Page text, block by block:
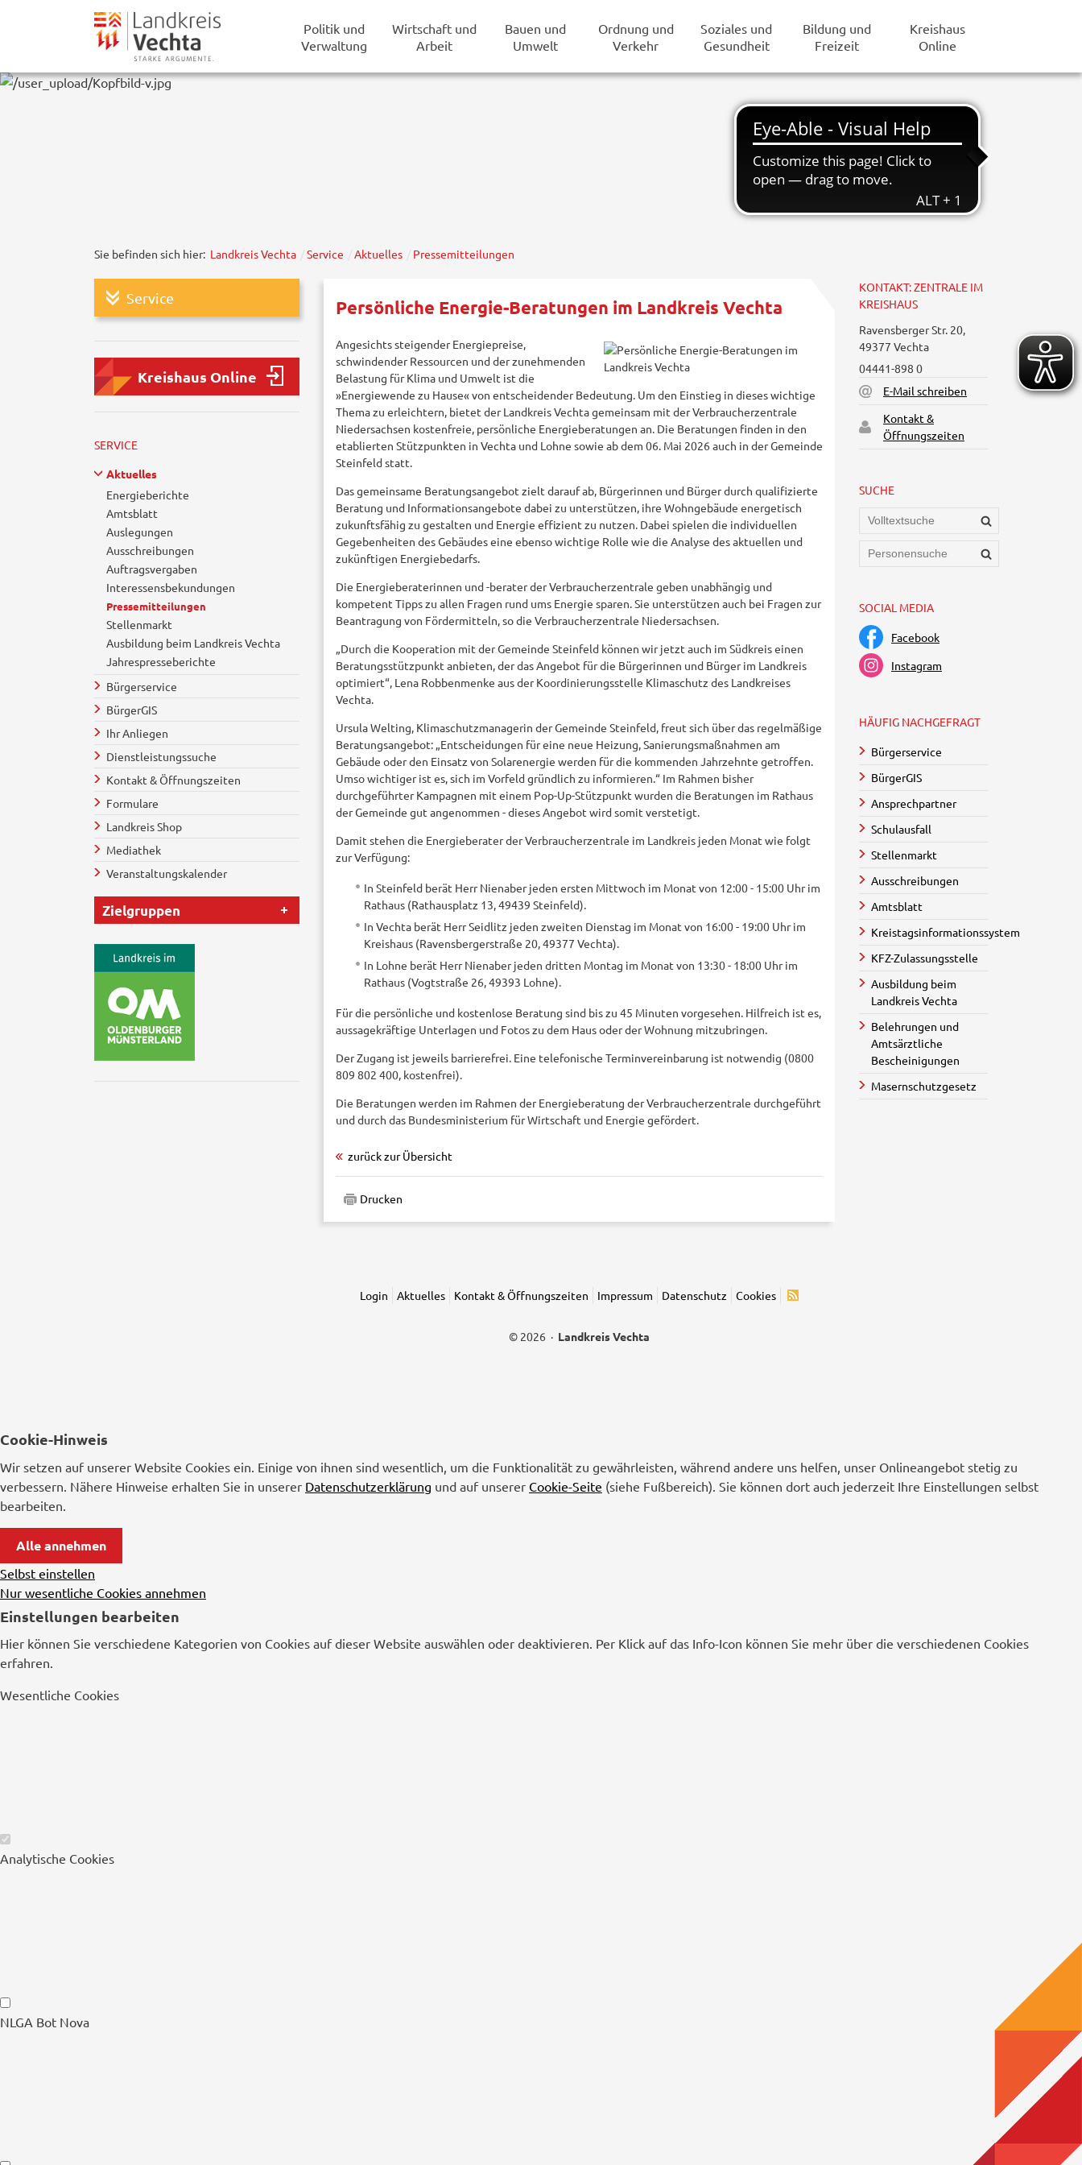
Politik und
Verwaltung
Wirtschaft und
Arbeit
Bauen und
Umwelt
Ordnung und
Verkehr
Soziales und
Gesundheit
Bildung und
Freizeit
Kreishaus
Online
Sie befinden sich hier: Landkreis Vechta Service Aktuelles Pressemitteilungen
Service
Kreishaus Online
SERVICE
Aktuelles
Energieberichte
Amtsblatt
Auslegungen
Ausschreibungen
Auftragsvergaben
Interessensbekundungen
Pressemitteilungen
Stellenmarkt
Ausbildung beim Landkreis Vechta
Jahrespresseberichte
Bürgerservice
BürgerGIS
Ihr Anliegen
Dienstleistungssuche
Kontakt & Öffnungszeiten
Formulare
Landkreis Shop
Mediathek
Veranstaltungskalender
Zielgruppen
Persönliche Energie-Beratungen im Landkreis Vechta
Angesichts steigender Energiepreise,
schwindender Ressourcen und der zunehmenden
Belastung für Klima und Umwelt ist die
»Energiewende zu Hause« von entscheidender Bedeutung. Um den Einstieg in dieses wichtige
Thema zu erleichtern, bietet der Landkreis Vechta gemeinsam mit der Verbraucherzentrale
Niedersachsen kostenfreie, persönliche Energieberatungen an. Die Beratungen finden in den
etablierten Stützpunkten in Vechta und Lohne sowie ab dem 06. Mai 2026 auch in der Gemeinde
Steinfeld statt.
Das gemeinsame Beratungsangebot zielt darauf ab, Bürgerinnen und Bürger durch qualifizierte
Beratung und Informationsangebote dabei zu unterstützen, ihre Wohngebäude energetisch
zukunftsfähig zu gestalten und Energie effizient zu nutzen. Dabei spielen die individuellen
Gegebenheiten des Gebäudes eine ebenso wichtige Rolle wie die Analyse des aktuellen und
zukünftigen Energiebedarfs.
Die Energieberaterinnen und -berater der Verbraucherzentrale geben unabhängig und
kompetent Tipps zu allen Fragen rund ums Energie sparen. Sie unterstützen auch bei Fragen zur
Beantragung von Fördermitteln, so die Verbraucherzentrale Niedersachsen.
„Durch die Kooperation mit der Gemeinde Steinfeld können wir jetzt auch im Südkreis einen
Beratungsstützpunkt anbieten, der das Angebot für die Bürgerinnen und Bürger im Landkreis
optimiert“, Lena Robbenmenke aus der Koordinierungsstelle Klimaschutz des Landkreises
Vechta.
Ursula Welting, Klimaschutzmanagerin der Gemeinde Steinfeld, freut sich über das regelmäßige
Beratungsangebot: „Entscheidungen für eine neue Heizung, Sanierungsmaßnahmen am
Gebäude oder den Einsatz von Solarenergie werden für die kommenden Jahrzehnte getroffen.
Umso wichtiger ist es, sich im Vorfeld gründlich zu informieren.“ Im Rahmen bisher
durchgeführter Kampagnen mit einem Pop-Up-Stützpunkt wurden die Beratungen im Rathaus
der Gemeinde gut angenommen - dieses Angebot wird somit verstetigt.
Damit stehen die Energieberater der Verbraucherzentrale im Landkreis jeden Monat wie folgt
zur Verfügung:
In Steinfeld berät Herr Nienaber jeden ersten Mittwoch im Monat von 12:00 - 15:00 Uhr im
Rathaus (Rathausplatz 13, 49439 Steinfeld).
In Vechta berät Herr Seidlitz jeden zweiten Dienstag im Monat von 16:00 - 19:00 Uhr im
Kreishaus (Ravensbergerstraße 20, 49377 Vechta).
In Lohne berät Herr Nienaber jeden dritten Montag im Monat von 13:30 - 18:00 Uhr im
Rathaus (Vogtstraße 26, 49393 Lohne).
Für die persönliche und kostenlose Beratung sind bis zu 45 Minuten vorgesehen. Hilfreich ist es,
aussagekräftige Unterlagen und Fotos zu dem Haus oder der Wohnung mitzubringen.
Der Zugang ist jeweils barrierefrei. Eine telefonische Terminvereinbarung ist notwendig (0800
809 802 400, kostenfrei).
Die Beratungen werden im Rahmen der Energieberatung der Verbraucherzentrale durchgeführt
und durch das Bundesministerium für Wirtschaft und Energie gefördert.
zurück zur Übersicht
Drucken
KONTAKT: ZENTRALE IM
KREISHAUS
Ravensberger Str. 20,
49377 Vechta
04441-898 0
E-Mail schreiben
Kontakt &
Öffnungszeiten
SUCHE
SOCIAL MEDIA
Facebook
Instagram
HÄUFIG NACHGEFRAGT
Bürgerservice
BürgerGIS
Ansprechpartner
Schulausfall
Stellenmarkt
Ausschreibungen
Amtsblatt
Kreistagsinformationssystem
KFZ-Zulassungsstelle
Ausbildung beim
Landkreis Vechta
Belehrungen und
Amtsärztliche
Bescheinigungen
Masernschutzgesetz
Login Aktuelles Kontakt & Öffnungszeiten Impressum Datenschutz Cookies
© 2026 · Landkreis Vechta
Cookie-Hinweis
Wir setzen auf unserer Website Cookies ein. Einige von ihnen sind wesentlich, um die Funktionalität zu gewährleisten, während andere uns helfen, unser Onlineangebot stetig zu
verbessern. Nähere Hinweise erhalten Sie in unserer Datenschutzerklärung und auf unserer Cookie-Seite (siehe Fußbereich). Sie können dort auch jederzeit Ihre Einstellungen selbst
bearbeiten.
Alle annehmen
Selbst einstellen
Nur wesentliche Cookies annehmen
Einstellungen bearbeiten
Hier können Sie verschiedene Kategorien von Cookies auf dieser Website auswählen oder deaktivieren. Per Klick auf das Info-Icon können Sie mehr über die verschiedenen Cookies
erfahren.
Wesentliche Cookies
Wesentliche
Cookies
Analytische Cookies
Analytische
Cookies
NLGA Bot Nova